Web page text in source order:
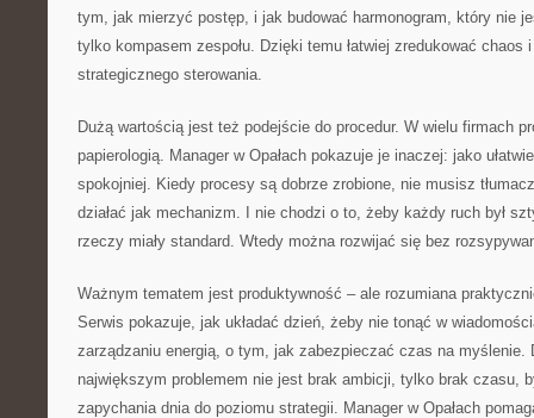
tym, jak mierzyć postęp, i jak budować harmonogram, który nie
tylko kompasem zespołu. Dzięki temu łatwiej zredukować chaos
strategicznego sterowania.
Dużą wartością jest też podejście do procedur. W wielu firmach
papierologią. Manager w Opałach pokazuje je inaczej: jako
spokojniej. Kiedy procesy są dobrze zrobione, nie musisz
działać jak mechanizm. I nie chodzi o to, żeby każdy ruch był
rzeczy miały standard. Wtedy można rozwijać się bez
Ważnym tematem jest produktywność – ale rozumiana
Serwis pokazuje, jak układać dzień, żeby nie tonąć w
zarządzaniu energią, o tym, jak zabezpieczać czas na myślenie.
największym problemem nie jest brak ambicji, tylko brak czasu,
zapychania dnia do poziomu strategii. Manager w Opałach